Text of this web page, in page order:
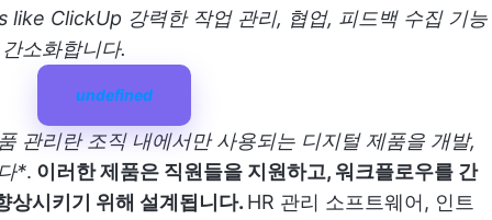
like ClickUp 강력한 작업 관리, 협업, 피드백 수집 기능
소화합니다.
undefined
관리란 조직 내에서만 사용되는 디지털 제품을 개발,
*. 이러한 제품은 직원들을 지원하고, 워크플로우를 간
상시키기 위해 설계됩니다. HR 관리 소프트웨어, 인트